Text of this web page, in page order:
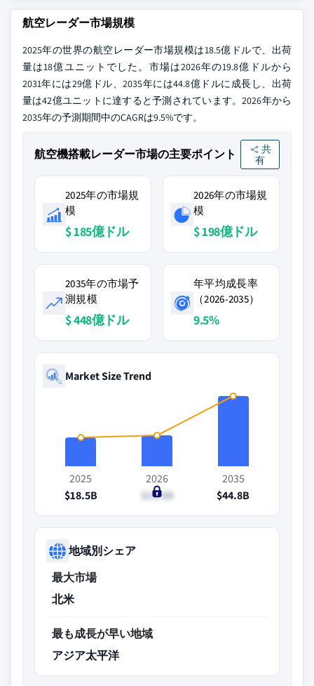
航空レーダー市場規模
2025年の世界の航空レーダー市場規模は18.5億ドルで、出荷
量は18億ユニットでした。市場は2026年の19.8億ドルから
2031年には29億ドル、2035年には44.8億ドルに成長し、出荷
量は42億ユニットに達すると予測されています。2026年から
2035年の予測期間中のCAGRは9.5%です。
航空機搭載レーダー市場の主要ポイント
共
有
2025年の市場規
模
$ 185億ドル
2026年の市場規
模
$ 198億ドル
2035年の市場予
測規模
$ 448億ドル
年平均成長率
（2026-2035）
9.5%
Market Size Trend
2025
$18.5B
2026
$19.8B
2035
$44.8B
地域別シェア
最大市場
北米
最も成長が早い地域
アジア太平洋